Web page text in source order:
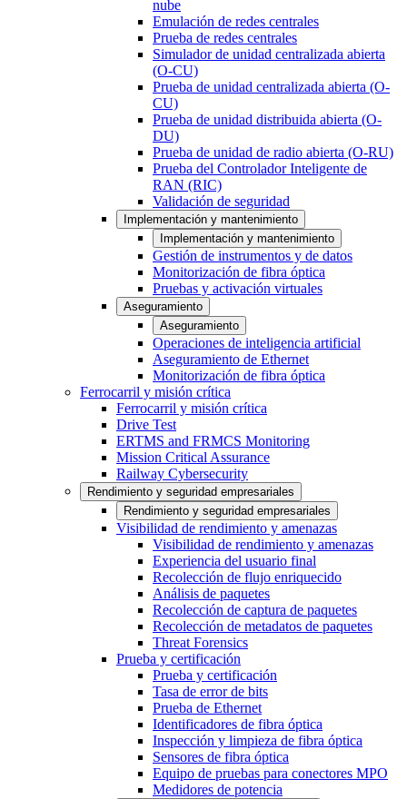
nube
Emulación de redes centrales
Prueba de redes centrales
Simulador de unidad centralizada abierta
(O-CU)
Prueba de unidad centralizada abierta (O-
CU)
Prueba de unidad distribuida abierta (O-
DU)
Prueba de unidad de radio abierta (O-RU)
Prueba del Controlador Inteligente de
RAN (RIC)
Validación de seguridad
Implementación y mantenimiento
Implementación y mantenimiento
Gestión de instrumentos y de datos
Monitorización de fibra óptica
Pruebas y activación virtuales
Aseguramiento
Aseguramiento
Operaciones de inteligencia artificial
Aseguramiento de Ethernet
Monitorización de fibra óptica
Ferrocarril y misión crítica
Ferrocarril y misión crítica
Drive Test
ERTMS and FRMCS Monitoring
Mission Critical Assurance
Railway Cybersecurity
Rendimiento y seguridad empresariales
Rendimiento y seguridad empresariales
Visibilidad de rendimiento y amenazas
Visibilidad de rendimiento y amenazas
Experiencia del usuario final
Recolección de flujo enriquecido
Análisis de paquetes
Recolección de captura de paquetes
Recolección de metadatos de paquetes
Threat Forensics
Prueba y certificación
Prueba y certificación
Tasa de error de bits
Prueba de Ethernet
Identificadores de fibra óptica
Inspección y limpieza de fibra óptica
Sensores de fibra óptica
Equipo de pruebas para conectores MPO
Medidores de potencia